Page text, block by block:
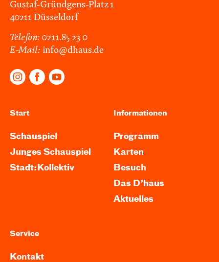
Gustaf-Gründgens-Platz 1
40211 Düsseldorf
Telefon: 0211.85 23 0
E-Mail: info@dhaus.de
Start
Schauspiel
Junges Schauspiel
Stadt:Kollektiv
Informationen
Programm
Karten
Besuch
Das D’haus
Aktuelles
Service
Kontakt